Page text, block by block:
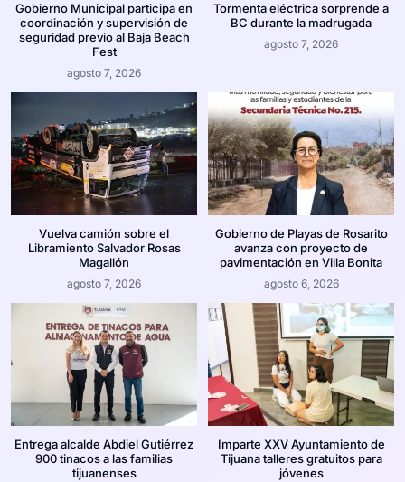
Gobierno Municipal participa en
coordinación y supervisión de
seguridad previo al Baja Beach
Fest
agosto 7, 2026
Tormenta eléctrica sorprende a
BC durante la madrugada
agosto 7, 2026
Vuelva camión sobre el
Libramiento Salvador Rosas
Magallón
agosto 7, 2026
Gobierno de Playas de Rosarito
avanza con proyecto de
pavimentación en Villa Bonita
agosto 6, 2026
Entrega alcalde Abdiel Gutiérrez
900 tinacos a las familias
tijuanenses
Imparte XXV Ayuntamiento de
Tijuana talleres gratuitos para
jóvenes